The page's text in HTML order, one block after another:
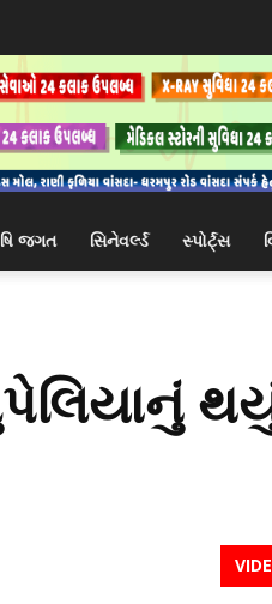
જગત સિનેવર્લ્ડ સ્પોર્ટ્સ